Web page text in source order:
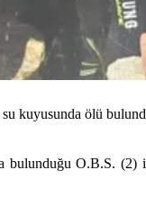
kuyusunda ölü
bulunduğu O.B.S.